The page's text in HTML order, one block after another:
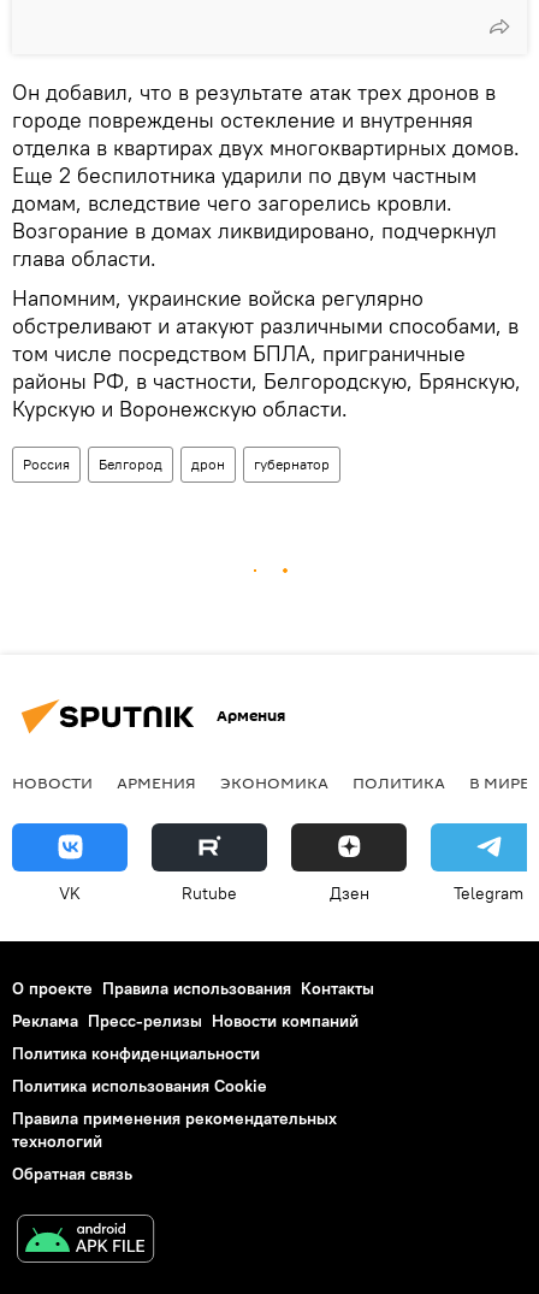
Он добавил, что в результате атак трех дронов в
городе повреждены остекление и внутренняя
отделка в квартирах двух многоквартирных домов.
Еще 2 беспилотника ударили по двум частным
домам, вследствие чего загорелись кровли.
Возгорание в домах ликвидировано, подчеркнул
глава области.
Напомним, украинские войска регулярно
обстреливают и атакуют различными способами, в
том числе посредством БПЛА, приграничные
районы РФ, в частности, Белгородскую, Брянскую,
Курскую и Воронежскую области.
Россия Белгород дрон губернатор
Армения
НОВОСТИ АРМЕНИЯ ЭКОНОМИКА ПОЛИТИКА В МИРЕ
VK Rutube Дзен Telegram
О проекте Правила использования Контакты
Реклама Пресс-релизы Новости компаний
Политика конфиденциальности
Политика использования Cookie
Правила применения рекомендательных
технологий
Обратная связь